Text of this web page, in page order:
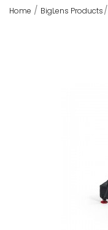
Home BigLens Products